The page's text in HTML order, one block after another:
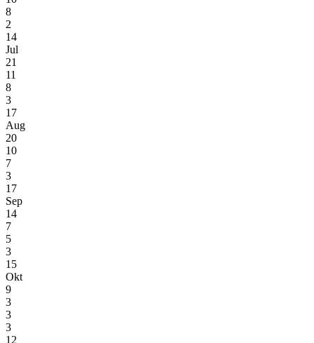
8
2
14
Jul
21
11
8
3
17
Aug
20
10
7
3
17
Sep
14
7
5
3
15
Okt
9
3
3
3
12